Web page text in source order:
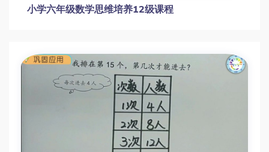
小学六年级数学思维培养12级课程